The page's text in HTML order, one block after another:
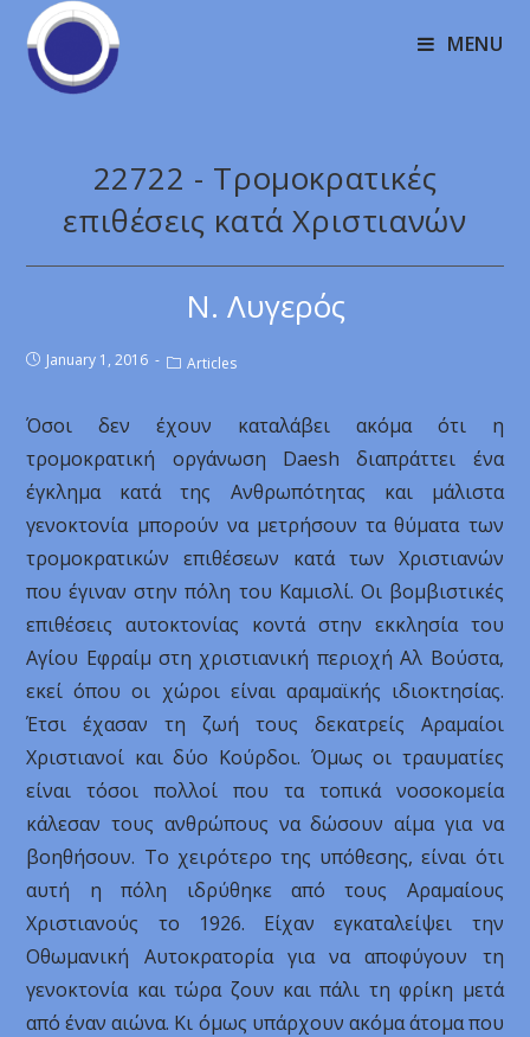
MENU
22722 - Τρομοκρατικές
επιθέσεις κατά Χριστιανών
Ν. Λυγερός
January 1, 2016 Articles
Όσοι δεν έχουν καταλάβει ακόμα ότι η
τρομοκρατική οργάνωση Daesh διαπράττει ένα
έγκλημα κατά της Ανθρωπότητας και μάλιστα
γενοκτονία μπορούν να μετρήσουν τα θύματα των
τρομοκρατικών επιθέσεων κατά των Χριστιανών
που έγιναν στην πόλη του Καμισλί. Οι βομβιστικές
επιθέσεις αυτοκτονίας κοντά στην εκκλησία του
Αγίου Εφραίμ στη χριστιανική περιοχή Αλ Βούστα,
εκεί όπου οι χώροι είναι αραμαϊκής ιδιοκτησίας.
Έτσι έχασαν τη ζωή τους δεκατρείς Αραμαίοι
Χριστιανοί και δύο Κούρδοι. Όμως οι τραυματίες
είναι τόσοι πολλοί που τα τοπικά νοσοκομεία
κάλεσαν τους ανθρώπους να δώσουν αίμα για να
βοηθήσουν. Το χειρότερο της υπόθεσης, είναι ότι
αυτή η πόλη ιδρύθηκε από τους Αραμαίους
Χριστιανούς το 1926. Είχαν εγκαταλείψει την
Οθωμανική Αυτοκρατορία για να αποφύγουν τη
γενοκτονία και τώρα ζουν και πάλι τη φρίκη μετά
από έναν αιώνα. Κι όμως υπάρχουν ακόμα άτομα που